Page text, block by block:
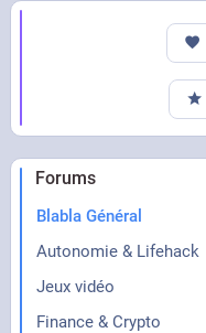
Forums
Blabla Général
Autonomie & Lifehack
Jeux vidéo
Finance & Crypto